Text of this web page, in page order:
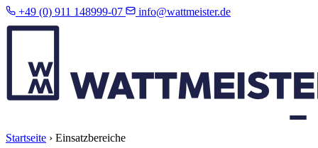
+49 (0) 911 148999-07 info@wattmeister.de
Startseite › Einsatzbereiche